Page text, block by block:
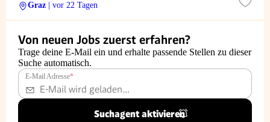
Graz
| vor 22 Tagen
Von neuen Jobs zuerst erfahren?
Trage deine E-Mail ein und erhalte passende Stellen zu dieser
Suche automatisch.
E-Mail Adresse*
Suchagent aktivieren